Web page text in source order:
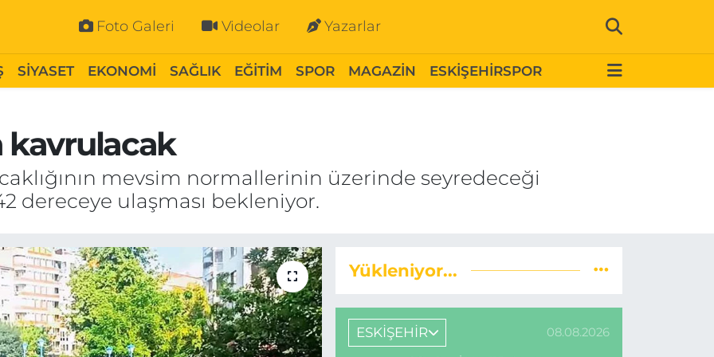
Foto Galeri Videolar Yazarlar
SİYASET EKONOMİ SAĞLIK EĞİTİM SPOR MAGAZİN ESKİŞEHİRSPOR
kavrulacak
mevsim normallerinin üzerinde seyredeceği
dereceye ulaşması bekleniyor.
Yükleniyor...
ESKİŞEHİR 08.08.2026